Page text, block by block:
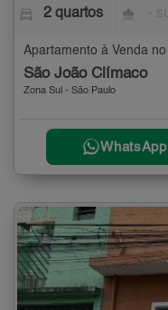
2 quartos
São João Clímaco
Zona Sul - São Paulo
WhatsApp